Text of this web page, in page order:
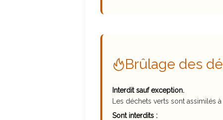
Brûlage des
Interdit sauf exception.
Les déchets verts sont assimilés
Sont interdits :